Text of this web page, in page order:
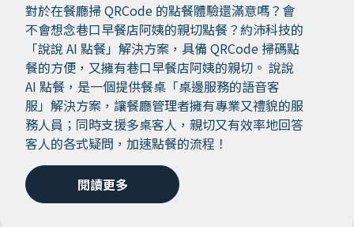
對於在餐廳掃 QRCode 的點餐體驗還滿意嗎？會
不會想念巷口早餐店阿姨的親切點餐？約沛科技的
「說說 AI 點餐」解決方案，具備 QRCode 掃碼點
餐的方便，又擁有巷口早餐店阿姨的親切。 說說
AI 點餐，是一個提供餐桌「桌邊服務的語音客
服」解決方案，讓餐廳管理者擁有專業又禮貌的服
務人員；同時支援多桌客人，親切又有效率地回答
客人的各式疑問，加速點餐的流程！
閱讀更多